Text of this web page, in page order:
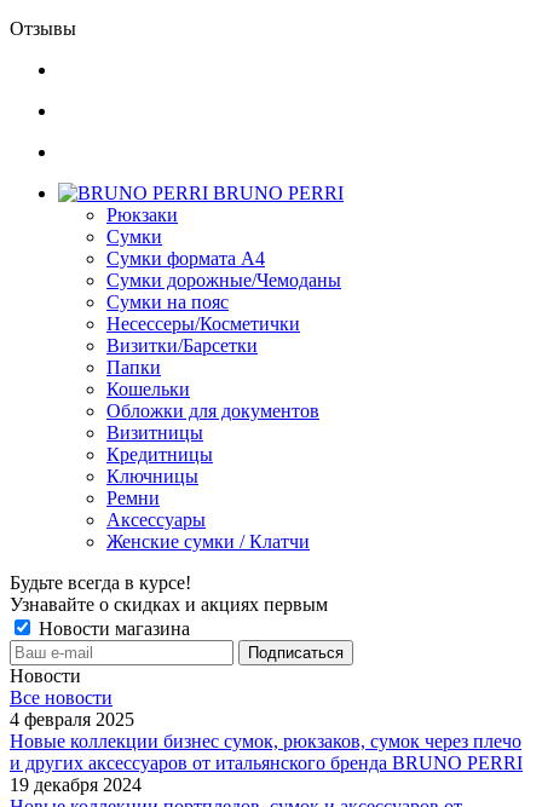
Отзывы
BRUNO PERRI
Рюкзаки
Сумки
Сумки формата А4
Сумки дорожные/Чемоданы
Сумки на пояс
Несессеры/Косметички
Визитки/Барсетки
Папки
Кошельки
Обложки для документов
Визитницы
Кредитницы
Ключницы
Ремни
Аксессуары
Женские сумки / Клатчи
Будьте всегда в курсе!
Узнавайте о скидках и акциях первым
Новости магазина
Новости
Все новости
4 февраля 2025
Новые коллекции бизнес сумок, рюкзаков, сумок через плечо
и других аксессуаров от итальянского бренда BRUNO PERRI
19 декабря 2024